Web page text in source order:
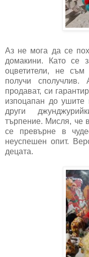
Аз не мога да се
домакини. Като се
оцветители, не
получи сполучлив.
продават, си
изпоцапан до ушите
други
търпение. Мисля, че
се превърне в
неуспешен опит.
децата.